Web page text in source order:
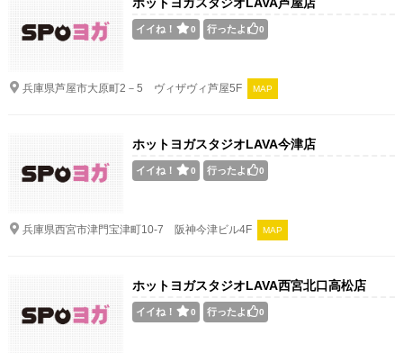
ホットヨガスタジオLAVA芦屋店
イイね！ 0 行ったよ 0
兵庫県芦屋市大原町2－5 ヴィザヴィ芦屋5F MAP
ホットヨガスタジオLAVA今津店
イイね！ 0 行ったよ 0
兵庫県西宮市津門宝津町10-7 阪神今津ビル4F MAP
ホットヨガスタジオLAVA西宮北口高松店
イイね！ 0 行ったよ 0